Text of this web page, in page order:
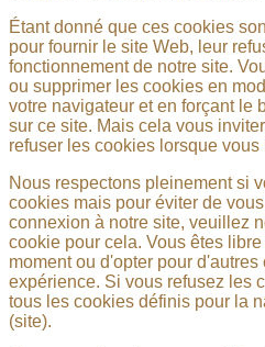
Étant donné que ces cookies
pour fournir le site Web, leur
fonctionnement de notre site.
ou supprimer les cookies en
votre navigateur et en forçant le
sur ce site. Mais cela vous
refuser les cookies lorsque vous
Nous respectons pleinement si
cookies mais pour éviter de
connexion à notre site, veuillez
cookie pour cela. Vous êtes
moment ou d'opter pour
expérience. Si vous refusez les
tous les cookies définis pour la
(site).